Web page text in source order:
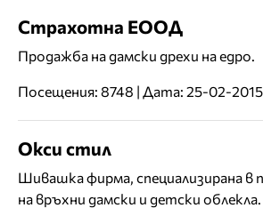
Страхотна ЕООД
Продажба на дамски дрехи на едро.
Посещения: 8748 | Дата: 25-02-2015
Окси стил
Шивашка фирма, специализирана
на връхни дамски и детски облекла.